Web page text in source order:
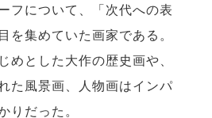
フについて、「次代への表
を集めていた画家である。
めとした大作の歴史画や、
た風景画、人物画はインパ
りだった。